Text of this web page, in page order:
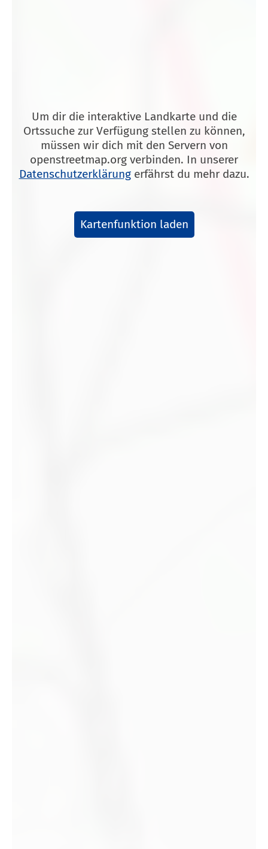
Um dir die interaktive Landkarte und die
Ortssuche zur Verfügung stellen zu können,
müssen wir dich mit den Servern von
openstreetmap.org verbinden. In unserer
Datenschutzerklärungerfährst du mehr dazu.
Kartenfunktion laden